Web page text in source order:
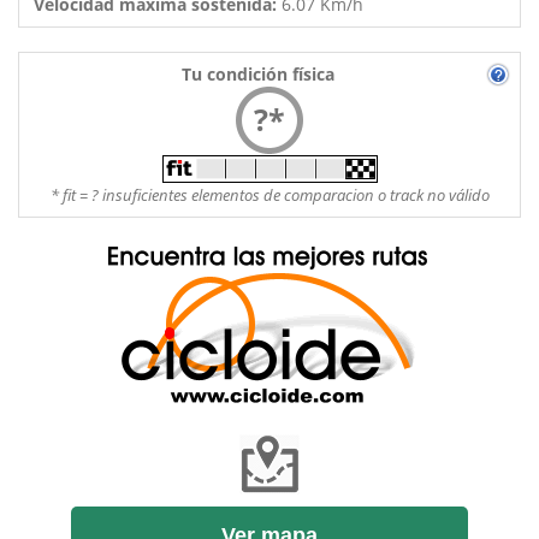
Tu condición física
?*
* fit = ? insuficientes elementos de comparacion o track no válido